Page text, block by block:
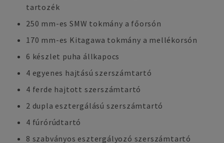
tartozék
250 mm-es SMW tokmány a főorsón
170 mm-es Kitagawa tokmány a mellékorsón
6 készlet puha állkapocs
4 egyenes hajtású szerszámtartó
4 ferde hajtott szerszámtartó
2 dupla esztergálású szerszámtartó
4 fúrórúdtartó
8 szabványos esztergályozó szerszámtartó